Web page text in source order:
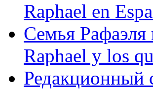
Raphael en
Семья
Raphael y los
Редакционный